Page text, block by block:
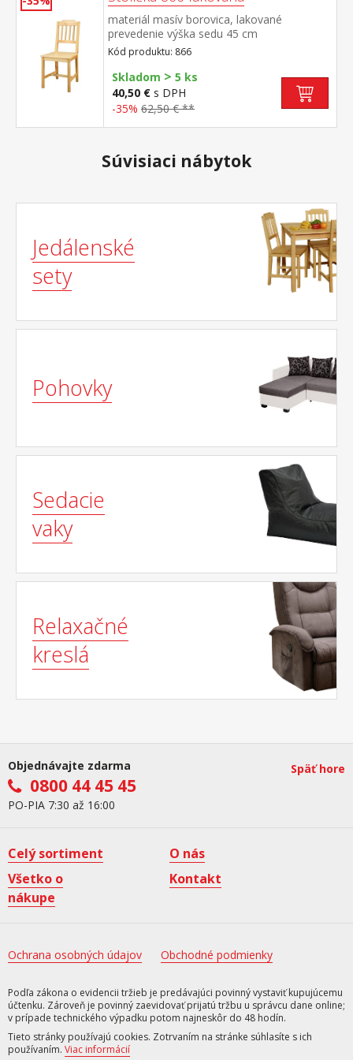
materiál masív borovica, lakované
prevedenie výška sedu 45 cm
Kód produktu: 866
Skladom > 5 ks
40,50 € s DPH
-35% 62,50 € **
Súvisiaci nábytok
Jedálenské
sety
Pohovky
Sedacie
vaky
Relaxačné
kreslá
Objednávajte zdarma
0800 44 45 45
PO-PIA 7:30 až 16:00
Späť hore
Celý sortiment
O nás
Všetko o
nákupe
Kontakt
Ochrana osobných údajov Obchodné podmienky
Podľa zákona o evidencii tržieb je predávajúci povinný vystaviť kupujúcemu
účtenku. Zároveň je povinný zaevidovať prijatú tržbu u správcu dane online;
v prípade technického výpadku potom najneskôr do 48 hodín.
Tieto stránky používajú cookies. Zotrvaním na stránke súhlasíte s ich
používaním. Viac informácií